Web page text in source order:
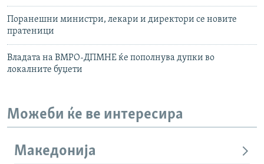
Поранешни министри, лекари и директори се новите
пратеници
Владата на ВМРО-ДПМНЕ ќе пополнува дупки во
локалните буџети
Можеби ќе ве интересира
Македонија